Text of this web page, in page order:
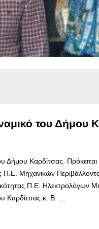
του Δήμου
Δήμου Καρδίτσας. Πρόκειται
Μηχανικών
Π.Ε. Ηλεκτρολόγων
Καρδίτσας κ. Β. …